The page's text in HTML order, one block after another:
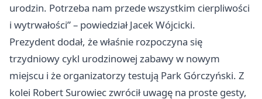
urodzin. Potrzeba nam przede wszystkim cierpliwości
i wytrwałości” – powiedział Jacek Wójcicki.
Prezydent dodał, że właśnie rozpoczyna się
trzydniowy cykl urodzinowej zabawy w nowym
miejscu i że organizatorzy testują Park Górczyński. Z
kolei Robert Surowiec zwrócił uwagę na proste gesty,